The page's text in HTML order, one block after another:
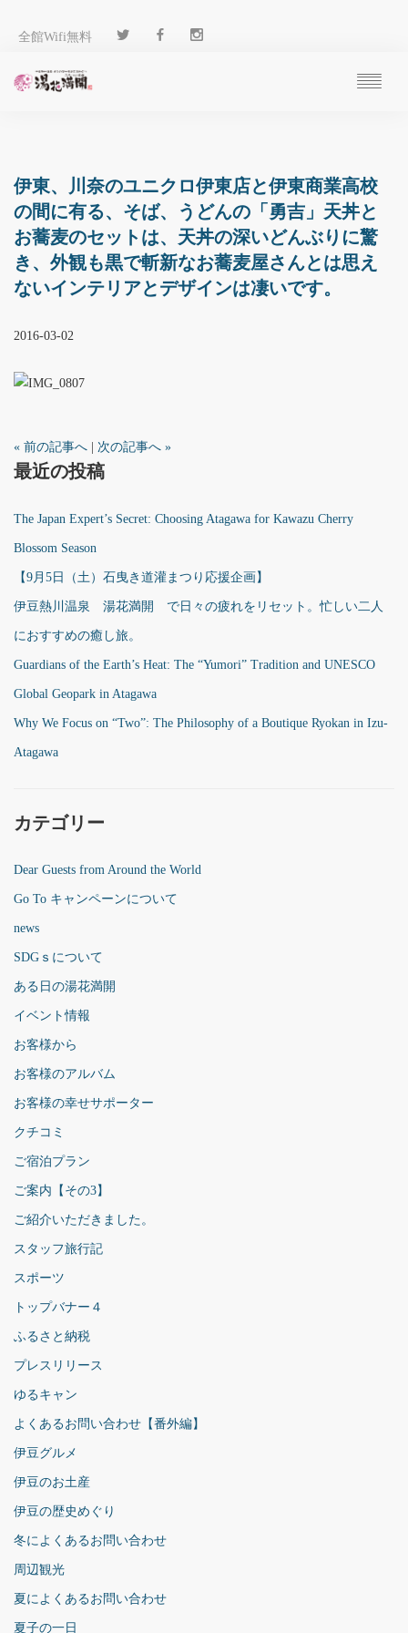
全館Wifi無料
客 室
温 泉
料 理
施 設
アクセス
ブログ
ENGLISH
伊東、川奈のユニクロ伊東店と伊東商業高校
の間に有る、そば、うどんの「勇吉」天丼と
お蕎麦のセットは、天丼の深いどんぶりに驚
き、外観も黒で斬新なお蕎麦屋さんとは思え
ないインテリアとデザインは凄いです。
2016-03-02
« 前の記事へ 次の記事へ »
最近の投稿
The Japan Expert’s Secret: Choosing Atagawa for Kawazu Cherry
Blossom Season
【9月5日（土）石曳き道灌まつり応援企画】
伊豆熱川温泉 湯花満開 で日々の疲れをリセット。忙しい二人
におすすめの癒し旅。
Guardians of the Earth’s Heat: The “Yumori” Tradition and UNESCO
Global Geopark in Atagawa
Why We Focus on “Two”: The Philosophy of a Boutique Ryokan in Izu-
Atagawa
カテゴリー
Dear Guests from Around the World
Go To キャンペーンについて
news
SDGｓについて
ある日の湯花満開
イベント情報
お客様から
お客様のアルバム
お客様の幸せサポーター
クチコミ
ご宿泊プラン
ご案内【その3】
ご紹介いただきました。
スタッフ旅行記
スポーツ
トップバナー４
ふるさと納税
プレスリリース
ゆるキャン
よくあるお問い合わせ【番外編】
伊豆グルメ
伊豆のお土産
伊豆の歴史めぐり
冬によくあるお問い合わせ
周辺観光
夏によくあるお問い合わせ
夏子の一日